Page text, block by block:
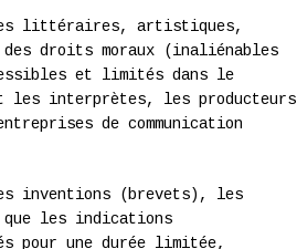
littéraires, artistiques,
droits moraux (inaliénables
et limités dans le
les interprètes, les producteurs
de communication
inventions (brevets), les
les indications
pour une durée limitée,